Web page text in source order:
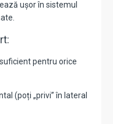
ușor în sistemul
pentru orice
(poți „privi” în lateral